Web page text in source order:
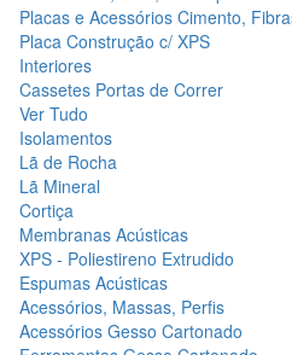
Placas e Acessórios Cimento,
Placa Construção c/ XPS
Interiores
Cassetes Portas de Correr
Ver Tudo
Isolamentos
Lã de Rocha
Lã Mineral
Cortiça
Membranas Acústicas
XPS - Poliestireno Extrudido
Espumas Acústicas
Acessórios, Massas, Perfis
Acessórios Gesso Cartonado